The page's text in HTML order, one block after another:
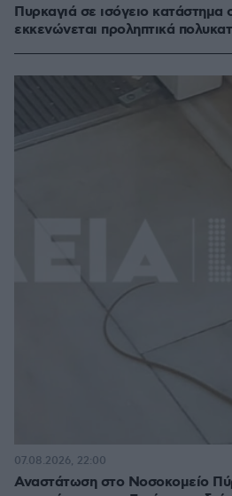
Πυρκαγιά σε ισόγειο
εκκενώνεται προληπτικά
Αναστάτωση στο Νοσοκομείο
07.08.2026, 22:00